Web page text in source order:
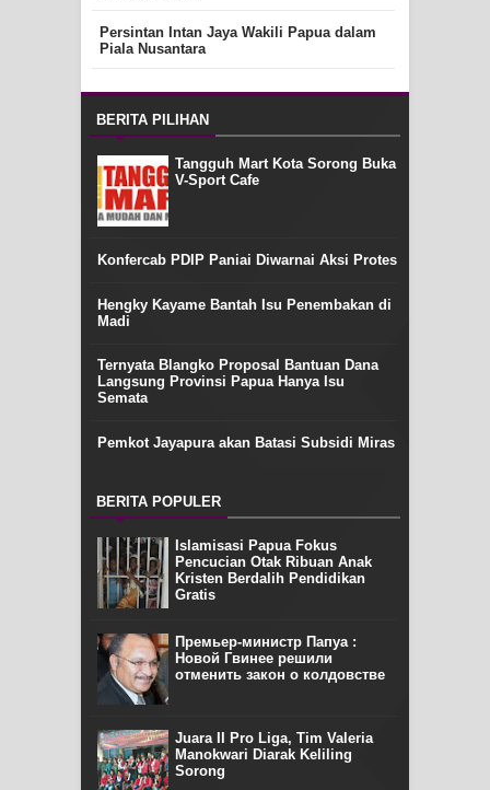
Persintan Intan Jaya Wakili Papua dalam
Piala Nusantara
BERITA PILIHAN
Tangguh Mart Kota Sorong Buka
V-Sport Cafe
Konfercab PDIP Paniai Diwarnai Aksi Protes
Hengky Kayame Bantah Isu Penembakan di
Madi
Ternyata Blangko Proposal Bantuan Dana
Langsung Provinsi Papua Hanya Isu
Semata
Pemkot Jayapura akan Batasi Subsidi Miras
BERITA POPULER
Islamisasi Papua Fokus
Pencucian Otak Ribuan Anak
Kristen Berdalih Pendidikan
Gratis
Премьер-министр Папуа :
Новой Гвинее решили
отменить закон о колдовстве
Juara II Pro Liga, Tim Valeria
Manokwari Diarak Keliling
Sorong